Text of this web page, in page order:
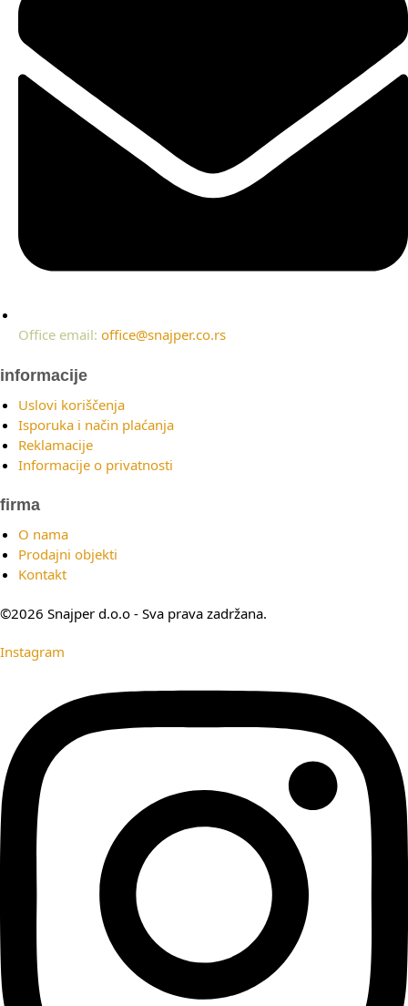
Office email: office@snajper.co.rs
informacije
Uslovi koriščenja
Isporuka i način plaćanja
Reklamacije
Informacije o privatnosti
firma
O nama
Prodajni objekti
Kontakt
©2026 Snajper d.o.o - Sva prava zadržana.
Instagram